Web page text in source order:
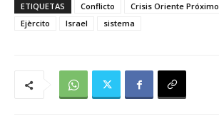
ETIQUETAS Conflicto Crisis Oriente Próximo
Ejèrcito
Israel sistema